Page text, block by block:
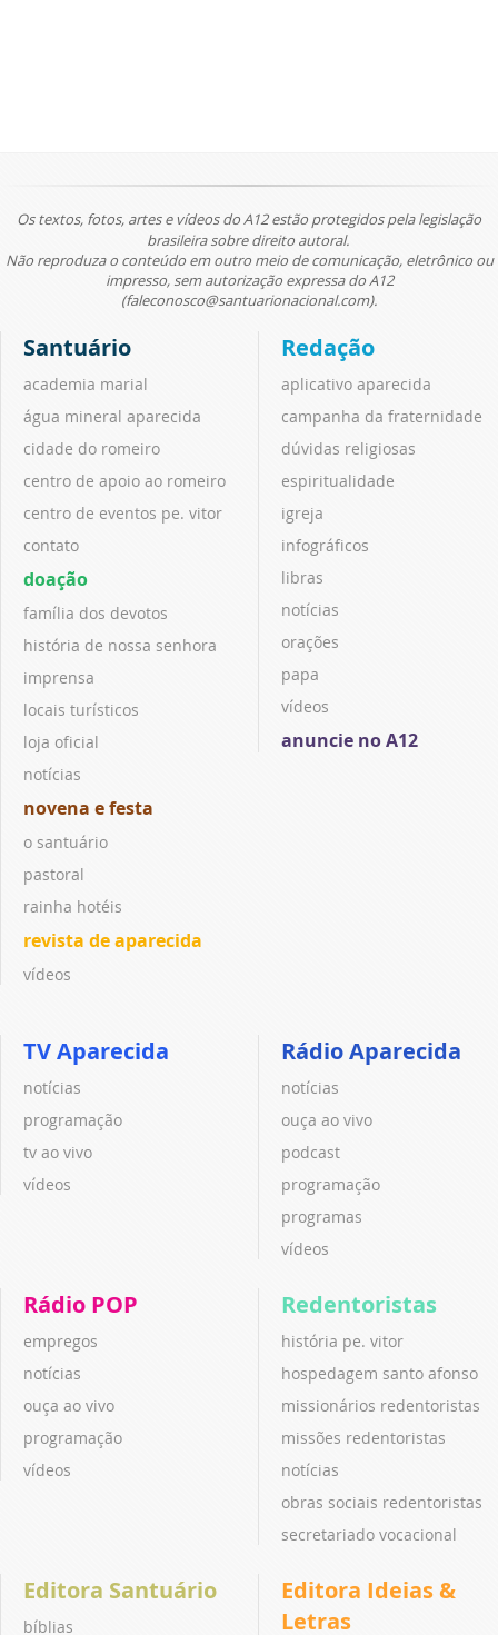
Os textos, fotos, artes e vídeos do A12 estão protegidos pela legislação
brasileira sobre direito autoral.
Não reproduza o conteúdo em outro meio de comunicação, eletrônico ou
impresso, sem autorização expressa do A12
(faleconosco@santuarionacional.com).
Santuário
academia marial
água mineral aparecida
cidade do romeiro
centro de apoio ao romeiro
centro de eventos pe. vitor
contato
doação
família dos devotos
história de nossa senhora
imprensa
locais turísticos
loja oficial
notícias
novena e festa
o santuário
pastoral
rainha hotéis
revista de aparecida
vídeos
Redação
aplicativo aparecida
campanha da fraternidade
dúvidas religiosas
espiritualidade
igreja
infográficos
libras
notícias
orações
papa
vídeos
anuncie no A12
TV Aparecida
notícias
programação
tv ao vivo
vídeos
Rádio Aparecida
notícias
ouça ao vivo
podcast
programação
programas
vídeos
Rádio POP
empregos
notícias
ouça ao vivo
programação
vídeos
Redentoristas
história pe. vitor
hospedagem santo afonso
missionários redentoristas
missões redentoristas
notícias
obras sociais redentoristas
secretariado vocacional
Editora Santuário
bíblias
Editora Ideias &
Letras